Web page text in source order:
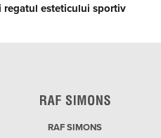
regatul esteticului sportiv
RAF SIMONS